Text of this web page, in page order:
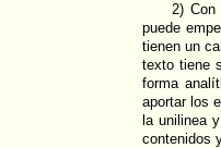
2)
puede
tienen un
texto tiene
forma
aportar los
la unilinea
contenidos